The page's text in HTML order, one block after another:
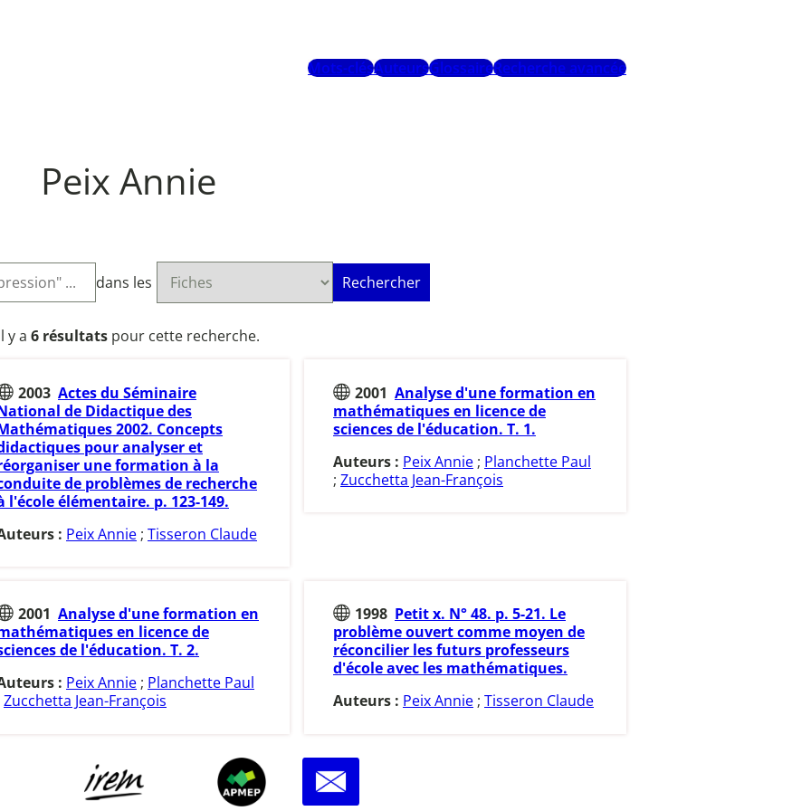
Mots-clésAuteursGlossaireRecherche avancée
Peix Annie
dans les Rechercher
y a 6 résultats pour cette recherche.
2003 Actes du Séminaire
de Didactique des
2002. Concepts
pour analyser et
une formation à la
de problèmes de recherche
l'école élémentaire. p. 123-149.
: Peix Annie ; Tisseron Claude
2001 Analyse d'une formation en
mathématiques en licence de
sciences de l'éducation. T. 1.
Auteurs : Peix Annie ; Planchette Paul
; Zucchetta Jean-François
2001 Analyse d'une formation en
en licence de
de l'éducation. T. 2.
: Peix Annie; Planchette Paul
Zucchetta Jean-François
1998 Petit x. N° 48. p. 5-21. Le
problème ouvert comme moyen de
réconcilier les futurs professeurs
d'école avec les mathématiques.
Auteurs : Peix Annie; Tisseron Claude